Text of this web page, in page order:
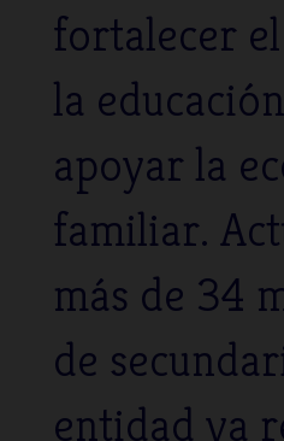
fortalecer
la
apoyar la
familiar.
más de 34
de
entidad ya